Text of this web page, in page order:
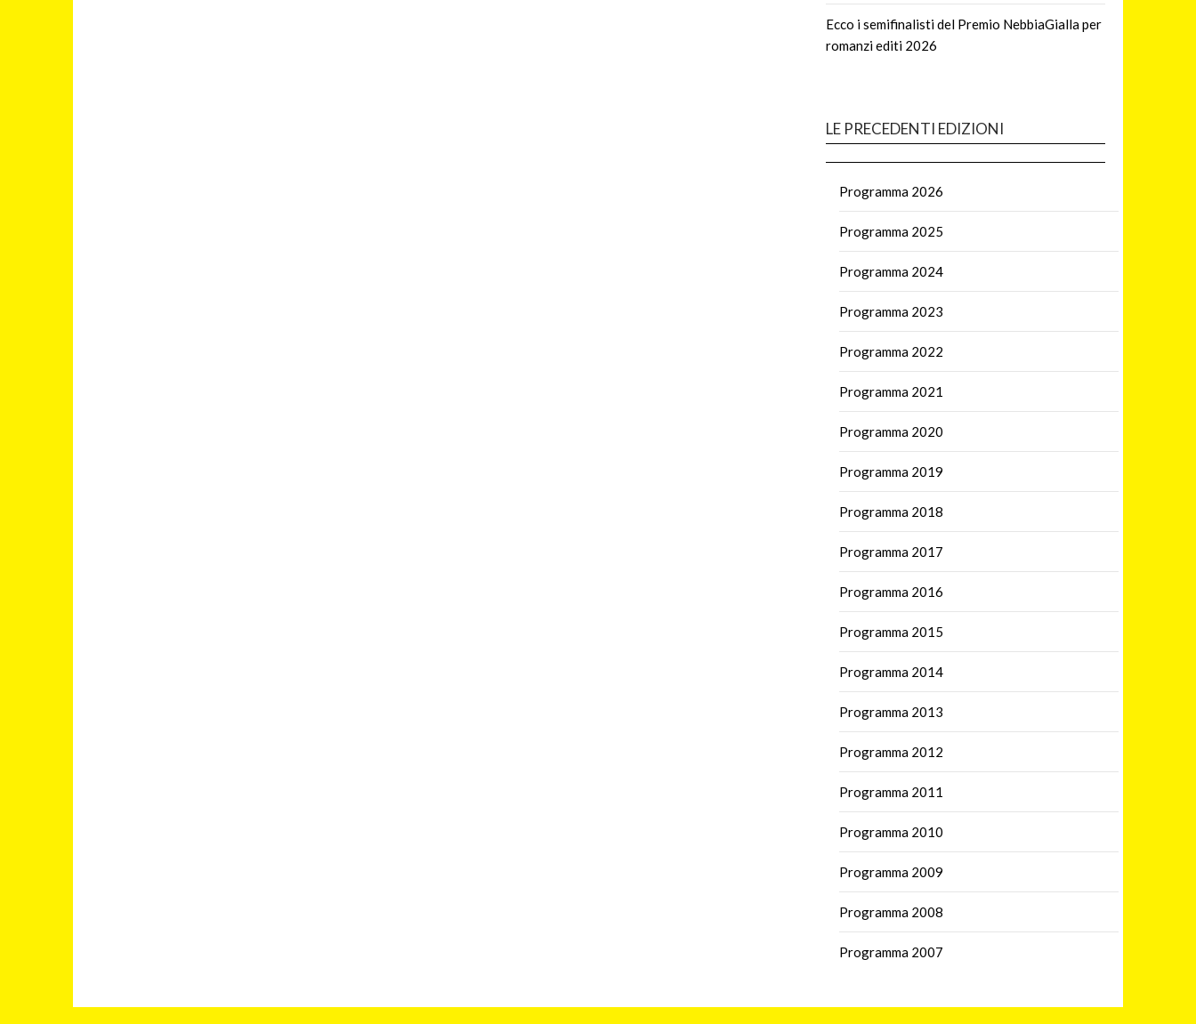
Ecco i semifinalisti del Premio NebbiaGialla per
romanzi editi 2026
LE PRECEDENTI EDIZIONI
Programma 2026
Programma 2025
Programma 2024
Programma 2023
Programma 2022
Programma 2021
Programma 2020
Programma 2019
Programma 2018
Programma 2017
Programma 2016
Programma 2015
Programma 2014
Programma 2013
Programma 2012
Programma 2011
Programma 2010
Programma 2009
Programma 2008
Programma 2007